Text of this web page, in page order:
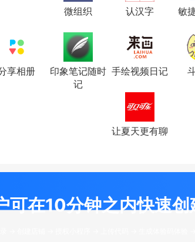
微组织 认汉字 敏
享相册
印象笔记随时
记
手绘视频日记
让夏天更有聊
可在10分钟之内快速